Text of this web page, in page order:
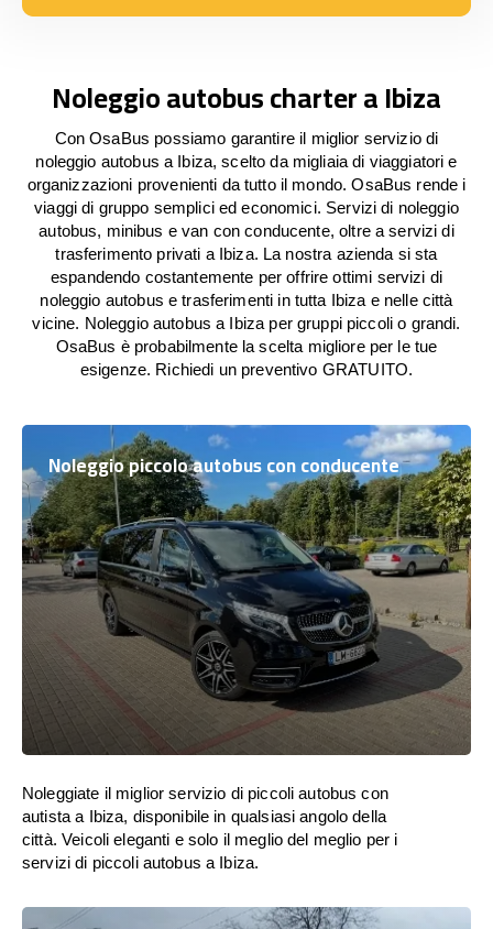
Noleggio autobus charter a Ibiza
Con OsaBus possiamo garantire il miglior servizio di
noleggio autobus a Ibiza, scelto da migliaia di viaggiatori e
organizzazioni provenienti da tutto il mondo. OsaBus rende i
viaggi di gruppo semplici ed economici. Servizi di noleggio
autobus, minibus e van con conducente, oltre a servizi di
trasferimento privati a Ibiza. La nostra azienda si sta
espandendo costantemente per offrire ottimi servizi di
noleggio autobus e trasferimenti in tutta Ibiza e nelle città
vicine. Noleggio autobus a Ibiza per gruppi piccoli o grandi.
OsaBus è probabilmente la scelta migliore per le tue
esigenze. Richiedi un preventivo GRATUITO.
Noleggio piccolo autobus con conducente
Noleggiate il miglior servizio di piccoli autobus con
autista a Ibiza, disponibile in qualsiasi angolo della
città. Veicoli eleganti e solo il meglio del meglio per i
servizi di piccoli autobus a Ibiza.